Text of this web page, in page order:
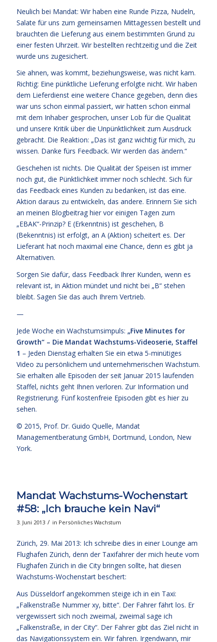
Neulich bei Mandat: Wir haben eine Runde Pizza, Nudeln,
Salate für uns zum gemeinsamen Mittagessen bestellt und
brauchten die Lieferung aus einem bestimmten Grund zu
einer festen Uhrzeit. Wir bestellten rechtzeitig und die Zeit
wurde uns zugesichert.
Sie ahnen, was kommt, beziehungsweise, was nicht kam.
Richtig: Eine pünktliche Lieferung erfolgte nicht. Wir haben
dem Lieferdienst eine weitere Chance gegeben, denn dies
war uns schon einmal passiert, wir hatten schon einmal
mit dem Inhaber gesprochen, unser Lob für die Qualität
und unsere Kritik über die Unpünktlichkeit zum Ausdruck
gebracht. Die Reaktion: „Das ist ganz wichtig für mich, zu
wissen. Danke fürs Feedback. Wir werden das ändern.“
Geschehen ist nichts. Die Qualität der Speisen ist immer
noch gut, die Pünktlichkeit immer noch schlecht. Sich für
das Feedback eines Kunden zu bedanken, ist das eine.
Aktion daraus zu entwickeln, das andere. Erinnern Sie sich
an meinen Blogbeitrag hier vor einigen Tagen zum
„EBAK“-Prinzip? E (Erkenntnis) ist geschehen, B
(Bekenntnis) ist erfolgt, an A (Aktion) scheitert es. Der
Lieferant hat noch maximal eine Chance, denn es gibt ja
Alternativen.
Sorgen Sie dafür, dass Feedback Ihrer Kunden, wenn es
relevant ist, in Aktion mündet und nicht bei „B“ stehen
bleibt. Sagen Sie das auch Ihrem Vertrieb.
—
Jede Woche ein Wachstumsimpuls: „Five Minutes for
Growth“ – Die Mandat Wachstums-Videoserie, Staffel
1 – Jeden Dienstag erhalten Sie ein etwa 5-minütiges
Video zu persönlichem und unternehmerischen Wachstum.
Sie erhalten alle Episoden der seit Januar 2015 laufenden
Staffel, nichts geht Ihnen verloren. Zur Information und
Registrierung. Fünf kostenfreie Episoden gibt es hier zu
sehen.
© 2015, Prof. Dr. Guido Quelle, Mandat
Managementberatung GmbH, Dortmund, London, New
York.
Mandat Wachstums-Wochenstart
#58: „Ich brauche kein Navi“
3. Juni 2013 / in Persönliches Wachstum
Zürich, 29. Mai 2013: Ich schreibe dies in einer Lounge am
Flughafen Zürich, denn der Taxifahrer der mich heute vom
Flughafen Zürich in die City bringen sollte, hat diesen
Wachstums-Wochenstart beschert:
Aus Düsseldorf angekommen steige ich in ein Taxi:
„Falkenstraße Nummer xy, bitte“. Der Fahrer fährt los. Er
vergewissert sich noch zweimal, zweimal sage ich
„Falkenstraße, in der City“. Der Fahrer gibt das Ziel nicht in
das Navigationssystem ein. Wir fahren. Irgendwann, mir